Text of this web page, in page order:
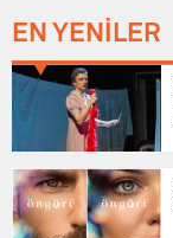
EN YENİLER